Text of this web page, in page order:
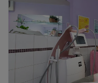
Vendredi
Samedi
Dimanche
Ms barber est un
conviviale, cadre